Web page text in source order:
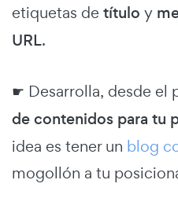
etiquetas de título y
URL.
☛ Desarrolla, desde el
de contenidos para tu
idea es tener un blog
mogollón a tu